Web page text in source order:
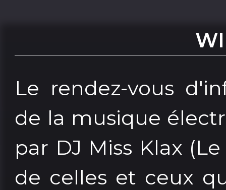
Le rendez-vous
de la musique
par DJ Miss Klax
de celles et ceux